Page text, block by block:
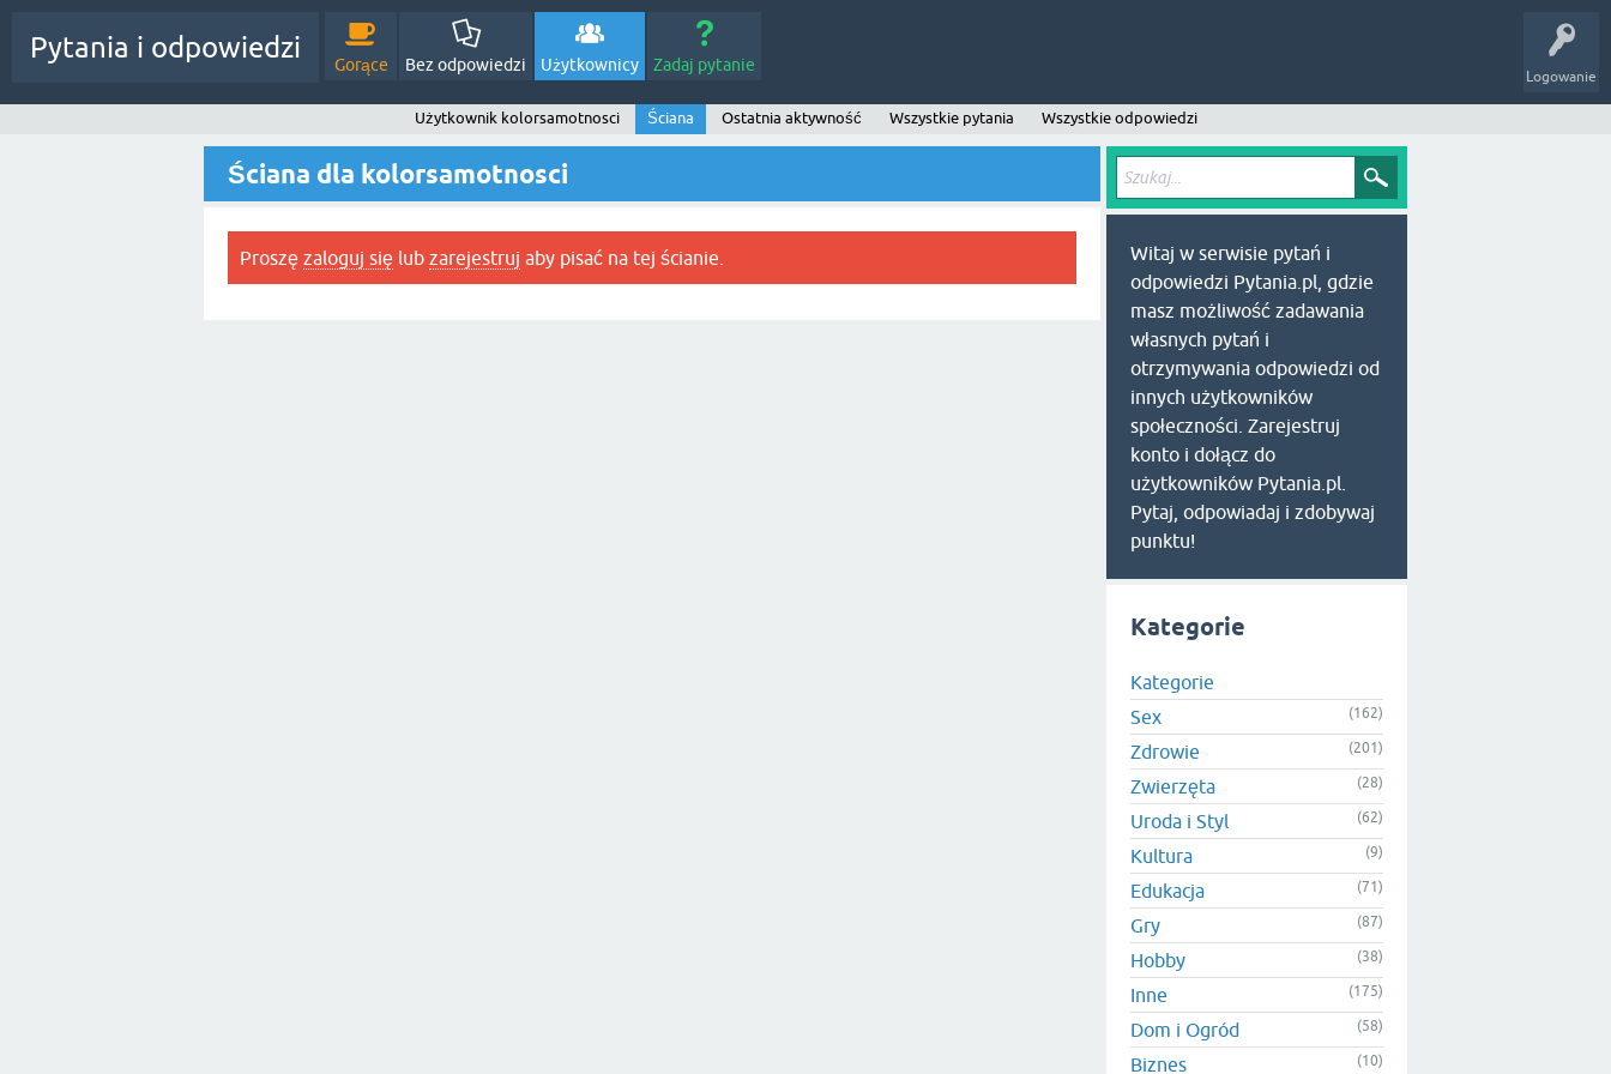
Logowanie
Pytania i odpowiedzi
Gorące Bez odpowiedzi Użytkownicy Zadaj pytanie
Użytkownik kolorsamotnosci Ściana Ostatnia aktywność Wszystkie pytania Wszystkie odpowiedzi
Ściana dla kolorsamotnosci
Proszę zaloguj się lub zarejestruj aby pisać na tej ścianie.
Witaj w serwisie pytań i
odpowiedzi Pytania.pl, gdzie
masz możliwość zadawania
własnych pytań i
otrzymywania odpowiedzi od
innych użytkowników
społeczności. Zarejestruj
konto i dołącz do
użytkowników Pytania.pl.
Pytaj, odpowiadaj i zdobywaj
punktu!
Kategorie
Kategorie
Sex
(162)
Zdrowie (201)
Zwierzęta (28)
Uroda i Styl (62)
Kultura (9)
Edukacja (71)
Gry (87)
Hobby (38)
Inne (175)
Dom i Ogród (58)
Biznes (10)